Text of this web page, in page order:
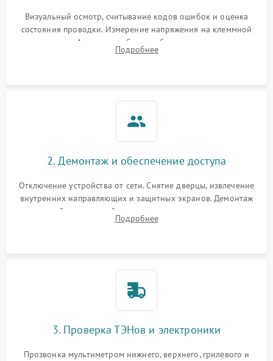
Визуальный осмотр, считывание кодов ошибок и оценка
состояния проводки. Измерение напряжения на клеммной
колодке. Анализ жалоб на проблемы с нагревом,
конвекцией, панелью управления или блокировкой дверцы.
Подробнее
2. Демонтаж и обеспечение доступа
Отключение устройства от сети. Снятие дверцы, извлечение
внутренних направляющих и защитных экранов. Демонтаж
задней или верхней панели для прямого доступа к
нагревательным элементам, плате и вентиляторам.
Подробнее
3. Проверка ТЭНов и электроники
Прозвонка мультиметром нижнего, верхнего, грилевого и